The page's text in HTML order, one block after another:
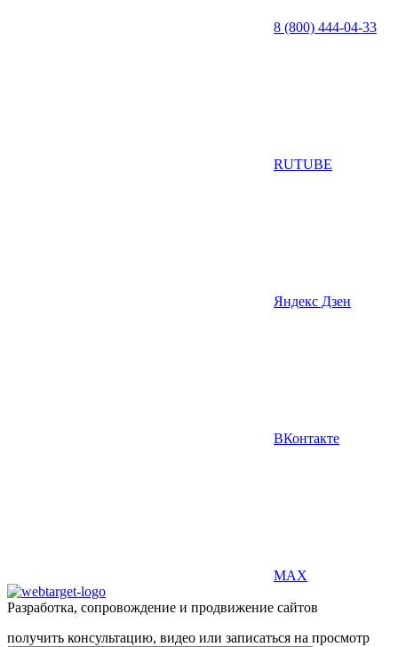
8 (800) 444-04-33
RUTUBE
Яндекс Дзен
ВКонтакте
MAX
Разработка, сопровождение и продвижение сайтов
получить консультацию, видео или записаться на просмотр